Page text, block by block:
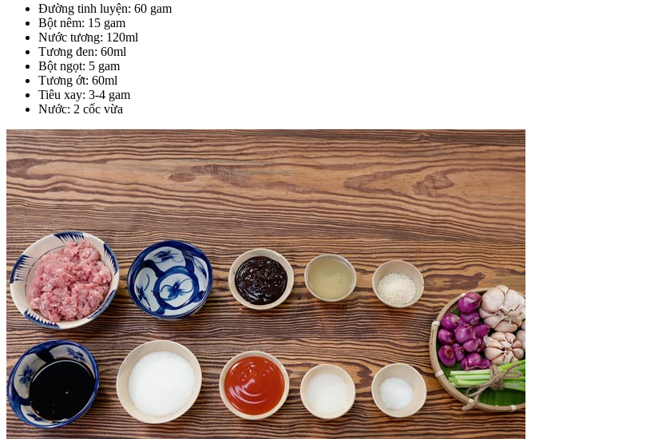
Đường tinh luyện: 60 gam
Bột nêm: 15 gam
Nước tương: 120ml
Tương đen: 60ml
Bột ngọt: 5 gam
Tương ớt: 60ml
Tiêu xay: 3-4 gam
Nước: 2 cốc vừa